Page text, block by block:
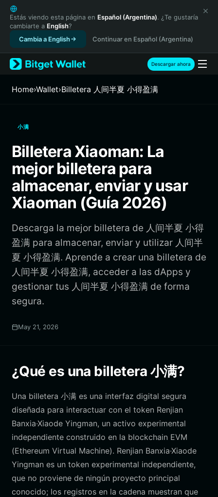
English
日本語
Tiếng Việt
Русский
Español (Latinoamérica)
Türkçe
Français
繁體中文
Bahasa Indonesia
ภาษาไทย
Español
Português (Brasil)
Estás viendo esta página en Español (Argentina). ¿Te gustaría
cambiarte a English?
Cambia a English
Continuar en Español (Argentina)
Descargar ahora
Home›Wallet›Billetera 人间半夏 小得盈满
小满
Billetera Xiaoman: La
mejor billetera para
almacenar, enviar y usar
Xiaoman (Guía 2026)
Descarga la mejor billetera de 人间半夏 小得
盈满 para almacenar, enviar y utilizar 人间半
夏 小得盈满. Aprende a crear una billetera de
人间半夏 小得盈满, acceder a las dApps y
gestionar tus 人间半夏 小得盈满 de forma
segura.
May 21, 2026
¿Qué es una billetera 小满?
Una billetera 小满 es una interfaz digital segura
diseñada para interactuar con el token Renjian
Banxia·Xiaode Yingman, un activo experimental
independiente construido en la blockchain EVM
(Ethereum Virtual Machine). Renjian Banxia·Xiaode
Yingman es un token experimental independiente,
que no proviene de ningún proyecto principal
conocido; los registros en la cadena muestran que